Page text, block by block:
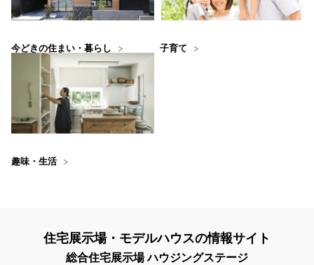
今どきの住まい・暮らし 子育て
趣味・生活
住宅展示場・モデルハウスの情報サイト
総合住宅展示場 ハウジングステージ